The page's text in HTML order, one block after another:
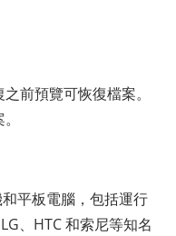
前預覽可恢復檔案。
平板電腦，包括運行
、HTC 和索尼等知名